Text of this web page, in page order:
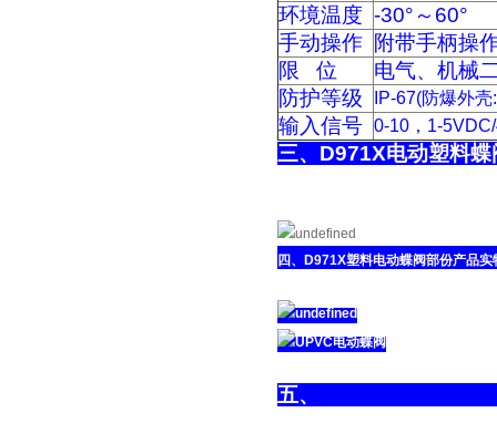
环境温度 -30°～60°
手动操作 附带手柄操
限 位
电气、机械
防护等级
IP-67(防爆外
输入信号 0-10，1-
三、
四、D971X塑料电